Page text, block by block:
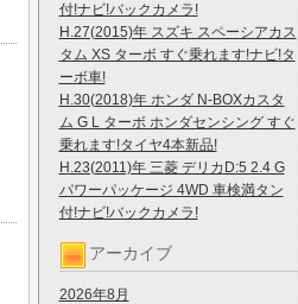
付!ナビ!バックカメラ!
H.27(2015)年 スズキ スペーシアカス
タム XS ターボ すぐ乗れます!ナビ!タ
ーボ車!
H.30(2018)年 ホンダ N-BOXカスタ
ム G L ターボ ホンダセンシング すぐ
乗れます!タイヤ4本新品!
H.23(2011)年 三菱 デリカD:5 2.4 G
パワーパッケージ 4WD 車検満タン
付!ナビ!バックカメラ!
アーカイブ
2026年8月